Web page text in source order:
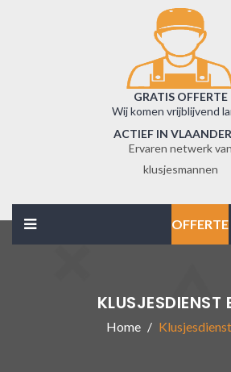
GRATIS OFFERTE
Wij komen vrijblijvend
ACTIEF IN
Ervaren netwerk van
klusjesmannen
OFFERTE
KLUSJESDIENST
Home